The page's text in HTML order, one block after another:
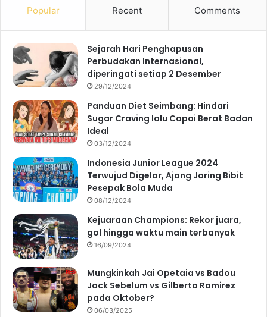
Popular Recent Comments
Sejarah Hari Penghapusan
Perbudakan Internasional,
diperingati setiap 2 Desember
29/12/2024
Panduan Diet Seimbang: Hindari
Sugar Craving lalu Capai Berat Badan
Ideal
03/12/2024
Indonesia Junior League 2024
Terwujud Digelar, Ajang Jaring Bibit
Pesepak Bola Muda
08/12/2024
Kejuaraan Champions: Rekor juara,
gol hingga waktu main terbanyak
16/09/2024
Mungkinkah Jai Opetaia vs Badou
Jack Sebelum vs Gilberto Ramirez
pada Oktober?
06/03/2025